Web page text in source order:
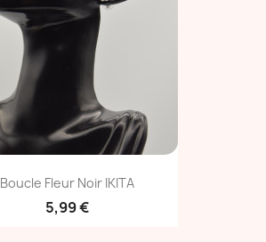
Boucle Fleur Noir IKITA
5,99 €